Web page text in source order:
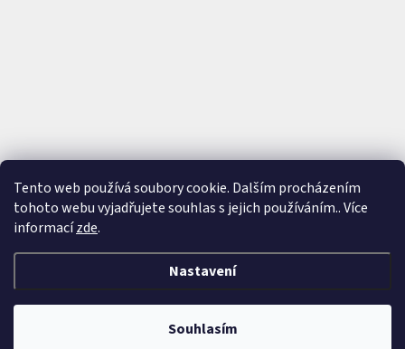
Tento web používá soubory cookie. Dalším procházením
tohoto webu vyjadřujete souhlas s jejich používáním.. Více
informacízde.
Nastavení
Souhlasím
ArmWine. Všechna práva vyhrazena.